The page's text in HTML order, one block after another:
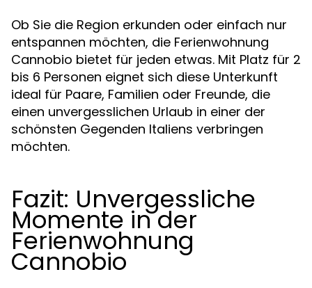
Ob Sie die Region erkunden oder einfach nur
entspannen möchten, die Ferienwohnung
Cannobio bietet für jeden etwas. Mit Platz für 2
bis 6 Personen eignet sich diese Unterkunft
ideal für Paare, Familien oder Freunde, die
einen unvergesslichen Urlaub in einer der
schönsten Gegenden Italiens verbringen
möchten.
Fazit: Unvergessliche
Momente in der
Ferienwohnung
Cannobio